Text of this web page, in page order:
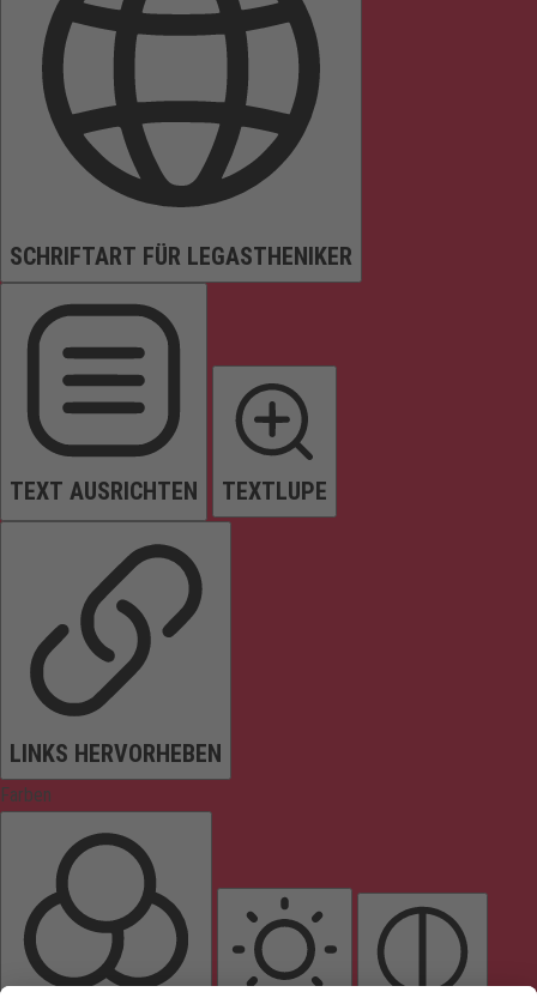
SCHRIFTART FÜR LEGASTHENIKER
TEXT AUSRICHTEN TEXTLUPE
LINKS HERVORHEBEN
Farben